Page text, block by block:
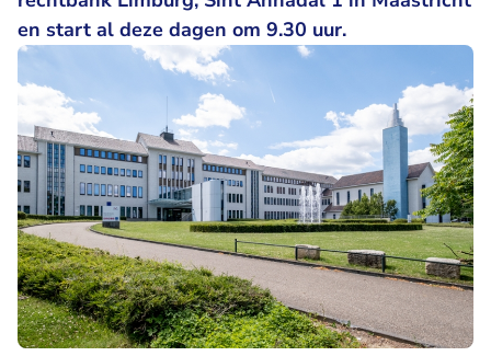
en start al deze dagen om 9.30 uur.